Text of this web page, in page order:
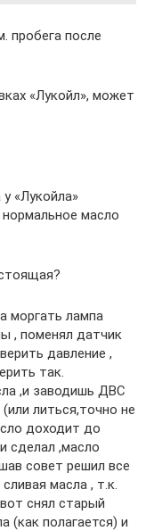
пробега после
«Лукойл», может
«Лукойла»
масло
моргать лампа
, поменял датчик
давление ,
так.
,и заводишь ДВС
литься,точно не
доходит до
сделал ,масло
совет решил все
масла , т.к.
снял старый
(как полагается) и